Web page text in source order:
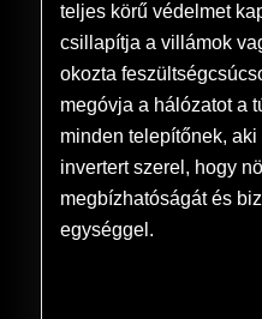
teljes körű védelmet
csillapítja a villámok
okozta
megóvja a hálózatot a
minden telepítőnek,
invertert szerel, hogy
megbízhatóságát és
egységgel.